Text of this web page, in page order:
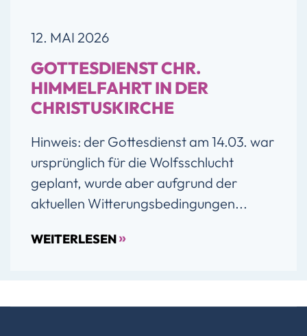
12. MAI 2026
GOTTESDIENST CHR.
HIMMELFAHRT IN DER
CHRISTUSKIRCHE
Hinweis: der Gottesdienst am 14.03. war
ursprünglich für die Wolfsschlucht
geplant, wurde aber aufgrund der
aktuellen Witterungsbedingungen...
WEITERLESEN»